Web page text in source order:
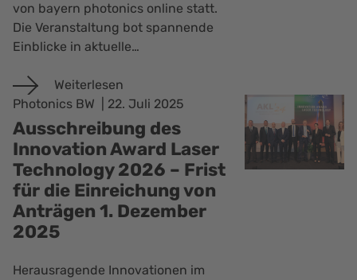
von bayern photonics online statt.
Die Veranstaltung bot spannende
Einblicke in aktuelle…
Weiterlesen
Photonics BW
22. Juli 2025
Ausschreibung des
Innovation Award Laser
Technology 2026 – Frist
für die Einreichung von
Anträgen 1. Dezember
2025
Herausragende Innovationen im